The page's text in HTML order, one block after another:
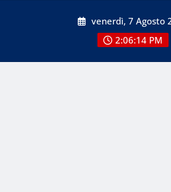
venerdì, 7 Agosto
2:06:14 PM